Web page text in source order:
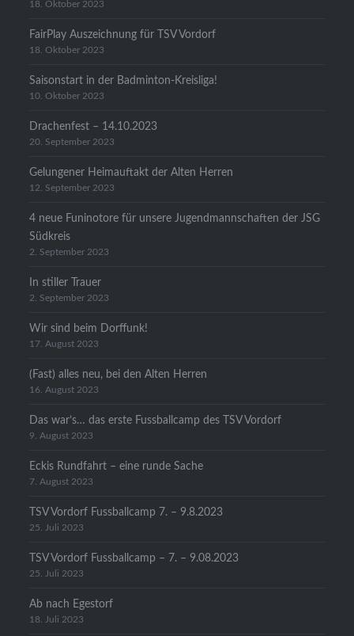
18. Oktober 2023
FairPlay Auszeichnung für TSV Vordorf
18. Oktober 2023
Saisonstart in der Badminton-Kreisliga!
10. Oktober 2023
Drachenfest – 14.10.2023
20. September 2023
Gelungener Heimauftakt der Alten Herren
12. September 2023
4 neue Funinotore für unsere Jugendmannschaften der JSG
Südkreis
2. September 2023
In stiller Trauer
2. September 2023
Wir sind beim Dorffunk!
17. August 2023
(Fast) alles neu, bei den Alten Herren
16. August 2023
Das war’s… das erste Fussballcamp des TSV Vordorf
9. August 2023
Eckis Rundfahrt – eine runde Sache
7. August 2023
TSV Vordorf Fussballcamp 7. – 9.8.2023
25. Juli 2023
TSV Vordorf Fussballcamp – 7. – 9.08.2023
25. Juli 2023
Ab nach Egestorf
18. Juli 2023